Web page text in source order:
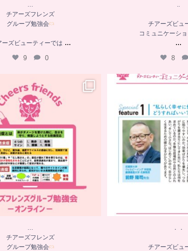
…
チアーズフレンズ
グループ勉強会
ーズビューティーでは ...
9 0
..
チアーズビュ
コミュニケーシ
...
8
…
チアーズフレンズ
グループ勉強会
ーズビューティーでは
11
…
チアーズフレンズ
グループ勉強会
．．
...
8
．．
チアーズビュ